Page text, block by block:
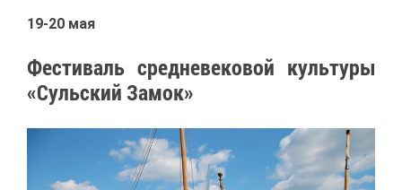
19-20 мая
Фе­сти­валь сред­не­ве­ко­вой куль­ту­ры
«Суль­ский За­мок»